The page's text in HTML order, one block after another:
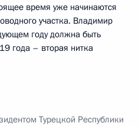
время уже начинаются
участка. Владимир
году должна быть
года – вторая нитка
Турецкой Республики